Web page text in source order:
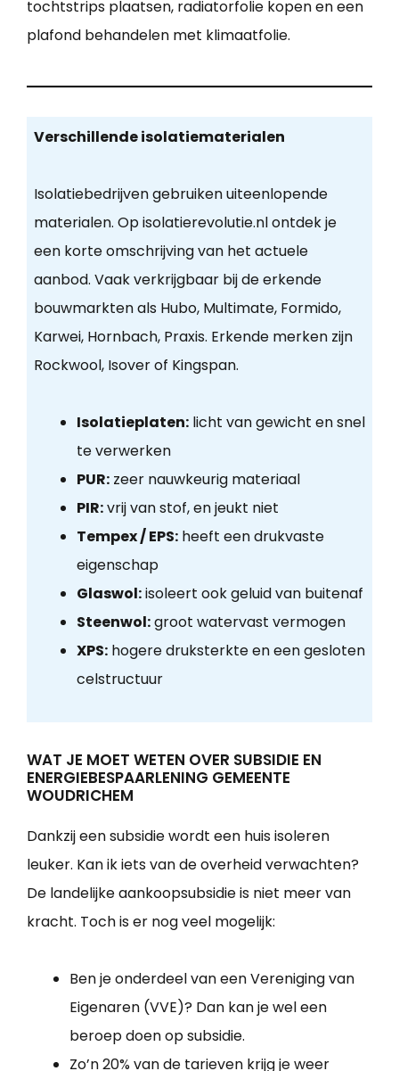
tochtstrips plaatsen, radiatorfolie kopen en een
plafond behandelen met klimaatfolie.
Verschillende isolatiematerialen
Isolatiebedrijven gebruiken uiteenlopende
materialen. Op isolatierevolutie.nl ontdek je
een korte omschrijving van het actuele
aanbod. Vaak verkrijgbaar bij de erkende
bouwmarkten als Hubo, Multimate, Formido,
Karwei, Hornbach, Praxis. Erkende merken zijn
Rockwool, Isover of Kingspan.
Isolatieplaten:licht van gewicht en snel
te verwerken
PUR:zeer nauwkeurig materiaal
PIR:vrij van stof, en jeukt niet
Tempex / EPS:heeft een drukvaste
eigenschap
Glaswol:isoleert ook geluid van buitenaf
Steenwol:groot watervast vermogen
XPS:hogere druksterkte en een gesloten
celstructuur
WAT JE MOET WETEN OVER SUBSIDIE EN
ENERGIEBESPAARLENING GEMEENTE
WOUDRICHEM
Dankzij een subsidie wordt een huis isoleren
leuker. Kan ik iets van de overheid verwachten?
De landelijke aankoopsubsidie is niet meer van
kracht. Toch is er nog veel mogelijk:
Ben je onderdeel van een Vereniging van
Eigenaren (VVE)? Dan kan je wel een
beroep doen op subsidie.
Zo’n 20% van de tarieven krijg je weer